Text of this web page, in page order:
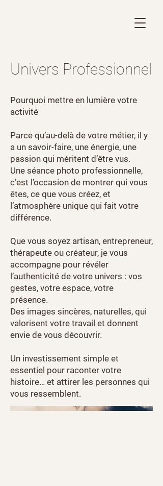
Univers Professionnel
Pourquoi mettre en lumière votre
activité
Parce qu’au-delà de votre métier, il y
a un savoir-faire, une énergie, une
passion qui méritent d’être vus.
Une séance photo professionnelle,
c’est l’occasion de montrer qui vous
êtes, ce que vous créez, et
l’atmosphère unique qui fait votre
différence.
Que vous soyez artisan, entrepreneur,
thérapeute ou créateur, je vous
accompagne pour révéler
l’authenticité de votre univers : vos
gestes, votre espace, votre
présence.
Des images sincères, naturelles, qui
valorisent votre travail et donnent
envie de vous découvrir.
Un investissement simple et
essentiel pour raconter votre
histoire… et attirer les personnes qui
vous ressemblent.